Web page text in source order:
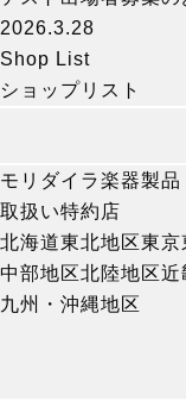
2026.3.28
Shop List
ショップリスト
モリダイラ楽器製品
取扱い特約店
北海道東北地区東京
中部地区北陸地区近
九州・沖縄地区